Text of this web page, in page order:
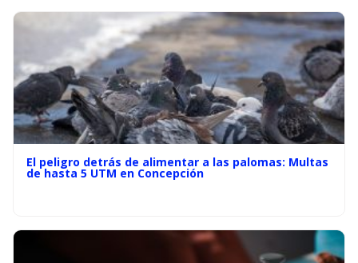
El peligro detrás de alimentar a las palomas: Multas
de hasta 5 UTM en Concepción